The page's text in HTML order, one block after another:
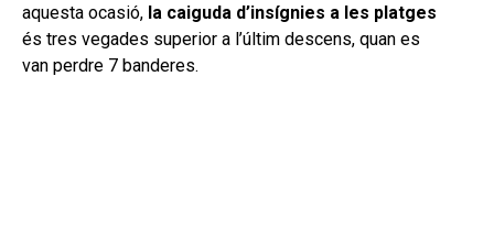
aquesta ocasió, la caiguda d’insígnies a les platges
és tres vegades superior a l’últim descens, quan es
van perdre 7 banderes.